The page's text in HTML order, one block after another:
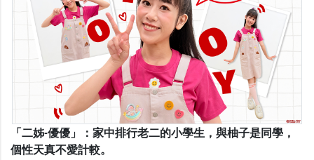
「二姊-優優」：家中排行老二的小學生，與柚子是同學，
個性天真不愛計較。